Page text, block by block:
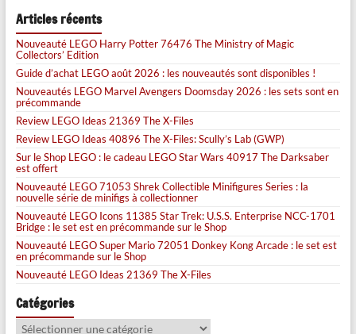
Articles récents
Nouveauté LEGO Harry Potter 76476 The Ministry of Magic
Collectors’ Edition
Guide d’achat LEGO août 2026 : les nouveautés sont disponibles !
Nouveautés LEGO Marvel Avengers Doomsday 2026 : les sets sont en
précommande
Review LEGO Ideas 21369 The X-Files
Review LEGO Ideas 40896 The X-Files: Scully’s Lab (GWP)
Sur le Shop LEGO : le cadeau LEGO Star Wars 40917 The Darksaber
est offert
Nouveauté LEGO 71053 Shrek Collectible Minifigures Series : la
nouvelle série de minifigs à collectionner
Nouveauté LEGO Icons 11385 Star Trek: U.S.S. Enterprise NCC-1701
Bridge : le set est en précommande sur le Shop
Nouveauté LEGO Super Mario 72051 Donkey Kong Arcade : le set est
en précommande sur le Shop
Nouveauté LEGO Ideas 21369 The X-Files
Catégories
Catégories